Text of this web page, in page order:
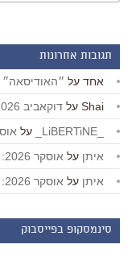
תגובות אחרונות
אחד על ״האודיסאה״
Shai על דוקאביב 2026: שש או שבע המלצות
על אוסקר
איתן על אוסקר 2026: כל הזוכים
איתן על אוסקר 2026: כל הזוכים
סינמסקופ בפייסבוק